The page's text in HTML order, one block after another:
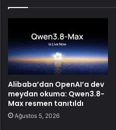
Alibaba’dan OpenAI’a dev
meydan okuma: Qwen3.8-
Max resmen tanıtıldı
Ağustos 5, 2026